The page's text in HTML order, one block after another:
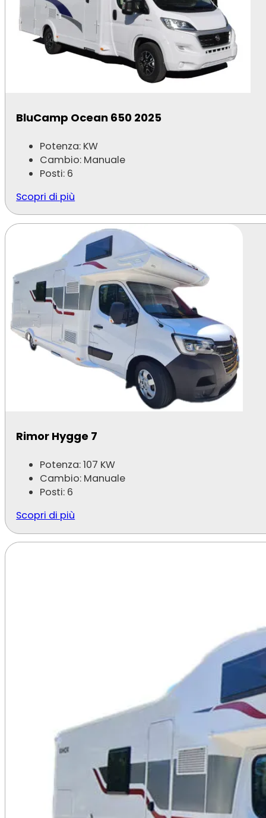
BluCamp Ocean 650 2025
Potenza: KW
Cambio: Manuale
Posti: 6
Scopri di più
Rimor Hygge 7
Potenza: 107 KW
Cambio: Manuale
Posti: 6
Scopri di più